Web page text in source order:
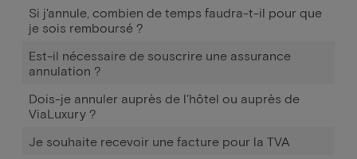
Si j'annule, combien de temps faudra-t-il pour que
je sois remboursé ?
Est-il nécessaire de souscrire une assurance
annulation ?
Dois-je annuler auprès de l'hôtel ou auprès de
ViaLuxury ?
Je souhaite recevoir une facture pour la TVA